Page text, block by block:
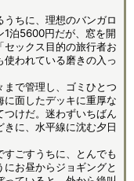
ちに、理想のバンガロ
1泊5600円だが、窓を開
ックス目的の旅行者お
われている磨きの入っ
で管理し、ゴミひとつ
面したデッキに重厚な
けだ。迷わずいちばん
に、水平線に沈む夕日
ごすうちに、とんでも
お昼からジョギングと